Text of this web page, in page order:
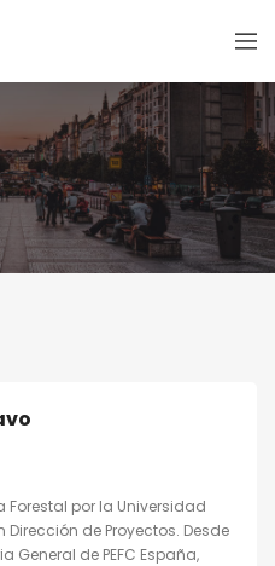
Forestal por la Universidad
Dirección de Proyectos. Desde
General de PEFC España,